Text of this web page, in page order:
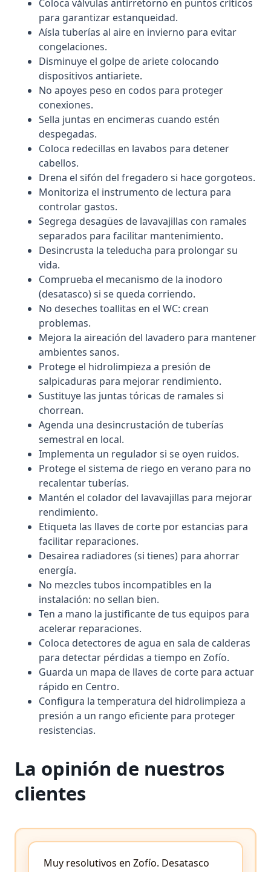
Coloca válvulas antirretorno en puntos críticos
para garantizar estanqueidad.
Aísla tuberías al aire en invierno para evitar
congelaciones.
Disminuye el golpe de ariete colocando
dispositivos antiariete.
No apoyes peso en codos para proteger
conexiones.
Sella juntas en encimeras cuando estén
despegadas.
Coloca redecillas en lavabos para detener
cabellos.
Drena el sifón del fregadero si hace gorgoteos.
Monitoriza el instrumento de lectura para
controlar gastos.
Segrega desagües de lavavajillas con ramales
separados para facilitar mantenimiento.
Desincrusta la teleducha para prolongar su
vida.
Comprueba el mecanismo de la inodoro
(desatasco) si se queda corriendo.
No deseches toallitas en el WC: crean
problemas.
Mejora la aireación del lavadero para mantener
ambientes sanos.
Protege el hidrolimpieza a presión de
salpicaduras para mejorar rendimiento.
Sustituye las juntas tóricas de ramales si
chorrean.
Agenda una desincrustación de tuberías
semestral en local.
Implementa un regulador si se oyen ruidos.
Protege el sistema de riego en verano para no
recalentar tuberías.
Mantén el colador del lavavajillas para mejorar
rendimiento.
Etiqueta las llaves de corte por estancias para
facilitar reparaciones.
Desairea radiadores (si tienes) para ahorrar
energía.
No mezcles tubos incompatibles en la
instalación: no sellan bien.
Ten a mano la justificante de tus equipos para
acelerar reparaciones.
Coloca detectores de agua en sala de calderas
para detectar pérdidas a tiempo en Zofío.
Guarda un mapa de llaves de corte para actuar
rápido en Centro.
Configura la temperatura del hidrolimpieza a
presión a un rango eficiente para proteger
resistencias.
La opinión de nuestros
clientes
Muy resolutivos en Zofío. Desatasco